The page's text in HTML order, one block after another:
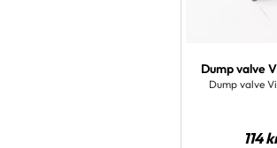
Dump valve
Dump valve
114